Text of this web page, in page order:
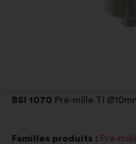
BSI 1070 Pré-mille Ti
Familles produits : Pré-